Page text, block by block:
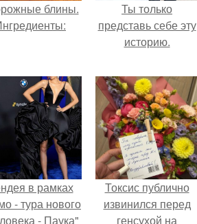
блины.
Ты только
представь себе эту
историю.
в рамках
- тура нового
- Паука"
Токсис публично
извинился перед
генсухой на